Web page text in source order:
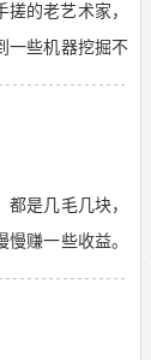
的老艺术家，
一些机器挖掘不
...
是几毛几块，
赚一些收益。
毛）...